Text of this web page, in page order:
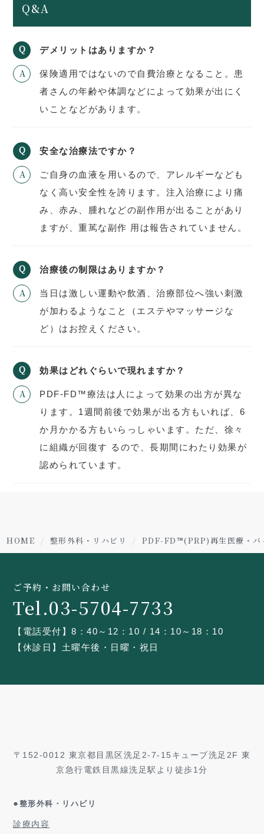
Q&A
デメリットはありますか？
保険適用ではないので自費治療となること。患
者さんの年齢や体調などによって効果が出にく
いことなどがあります。
安全な治療法ですか？
ご自身の血液を用いるので、アレルギーなども
なく高い安全性を誇ります。注入治療により痛
み、赤み、腫れなどの副作用が出ることがあり
ますが、重䔍な副作 用は報告されていません。
治療後の制限はありますか？
当日は激しい運動や飲酒、治療部位へ強い刺激
が加わるようなこと（エステやマッサージな
ど）はお控えください。
効果はどれぐらいで現れますか？
PDF-FD™療法は人によって効果の出方が異な
ります。1週間前後で効果が出る方もいれば、6
か月かかる方もいらっしゃいます。ただ、徐々
に組織が回復す るので、長期間にわたり効果が
認められています。
HOME 整形外科・リハビリ PDF-FD™(PRP)再生医療・バ
ご予約・お問い合わせ
Tel.03-5704-7733
【電話受付】8：40～12：10 / 14：10～18：10
【休診日】土曜午後・日曜・祝日
〒152-0012 東京都目黒区洗足2-7-15キューブ洗足2F 東
京急行電鉄目黒線洗足駅より徒歩1分
● 整形外科・リハビリ
診療内容